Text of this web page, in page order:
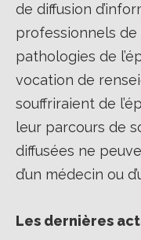
de diffusion
professionnels de
pathologies de
vocation de
souffriraient de
leur parcours de
diffusées ne
d’un médecin ou
Les dernières